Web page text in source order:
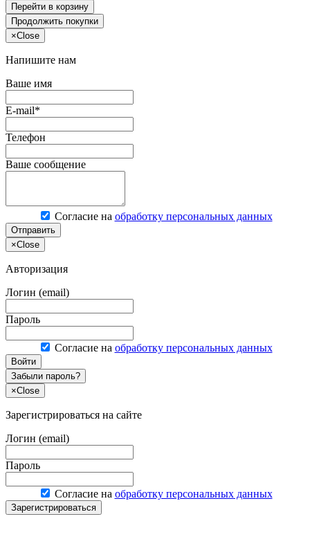
Перейти в корзину
Продолжить покупки
×Close
Напишите нам
Ваше имя
E-mail*
Телефон
Ваше сообщение
Согласие на обработку персональных данных
Отправить
×Close
Авторизация
Логин (email)
Пароль
Согласие на обработку персональных данных
Войти
Забыли пароль?
×Close
Зарегистрироваться на сайте
Логин (email)
Пароль
Согласие на обработку персональных данных
Зарегистрироваться